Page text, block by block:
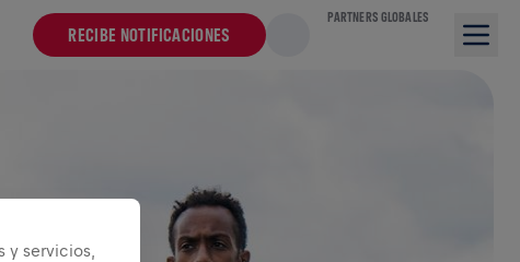
RECIBE NOTIFICACIONES
PARTNERS GLOBALES
y servicios,